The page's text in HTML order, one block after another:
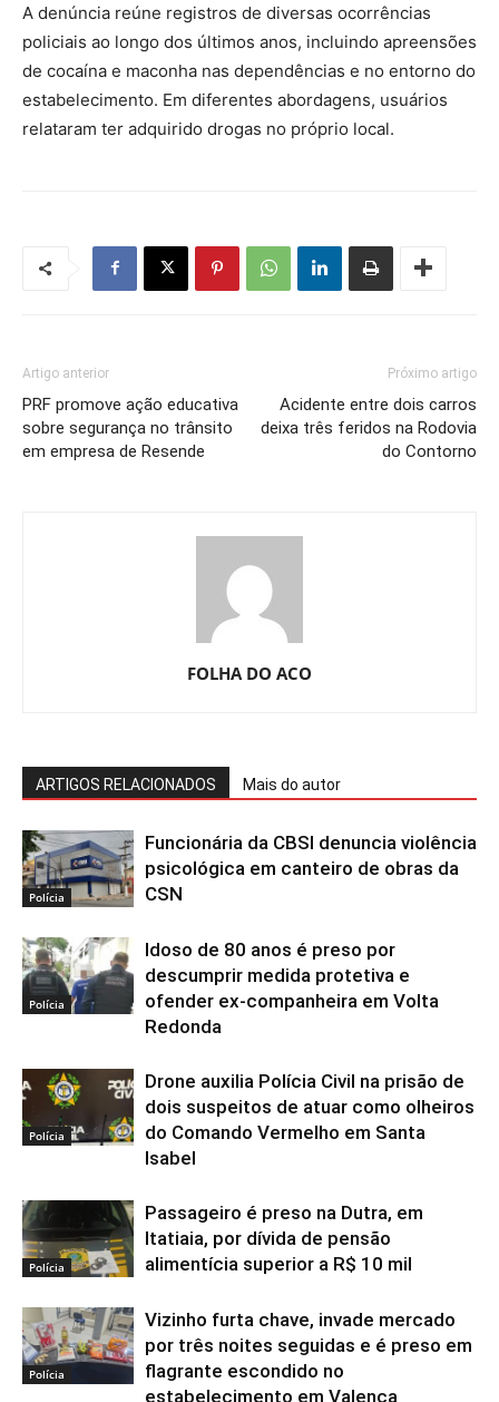
A denúncia reúne registros de diversas ocorrências
policiais ao longo dos últimos anos, incluindo apreensões
de cocaína e maconha nas dependências e no entorno do
estabelecimento. Em diferentes abordagens, usuários
relataram ter adquirido drogas no próprio local.
Artigo anterior
PRF promove ação educativa
sobre segurança no trânsito
em empresa de Resende
Próximo artigo
Acidente entre dois carros
deixa três feridos na Rodovia
do Contorno
FOLHA DO ACO
ARTIGOS RELACIONADOS Mais do autor
Polícia
Funcionária da CBSI denuncia violência
psicológica em canteiro de obras da
CSN
Polícia
Idoso de 80 anos é preso por
descumprir medida protetiva e
ofender ex-companheira em Volta
Redonda
Polícia
Drone auxilia Polícia Civil na prisão de
dois suspeitos de atuar como olheiros
do Comando Vermelho em Santa
Isabel
Polícia
Passageiro é preso na Dutra, em
Itatiaia, por dívida de pensão
alimentícia superior a R$ 10 mil
Polícia
Vizinho furta chave, invade mercado
por três noites seguidas e é preso em
flagrante escondido no
estabelecimento em Valença